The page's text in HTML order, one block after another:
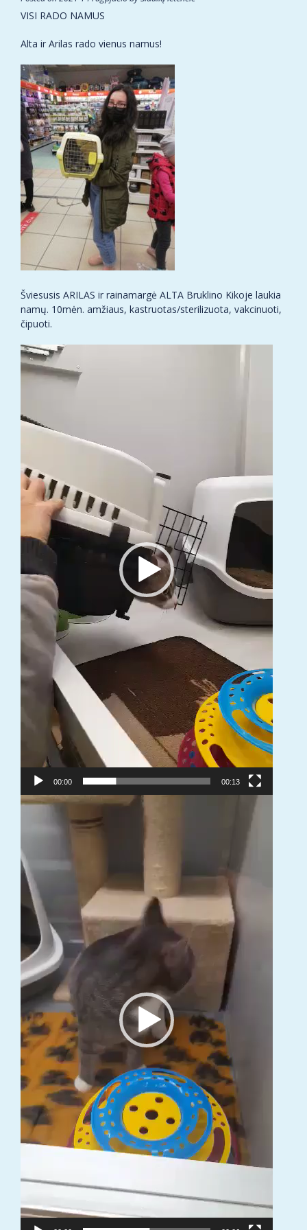
VISI RADO NAMUS
Alta ir Arilas rado vienus namus!
Šviesusis ARILAS ir rainamargė ALTA Bruklino Kikoje laukia
namų. 10mėn. amžiaus, kastruotas/sterilizuota, vakcinuoti,
čipuoti.
Video
grotuvas
00:00 00:13
Video